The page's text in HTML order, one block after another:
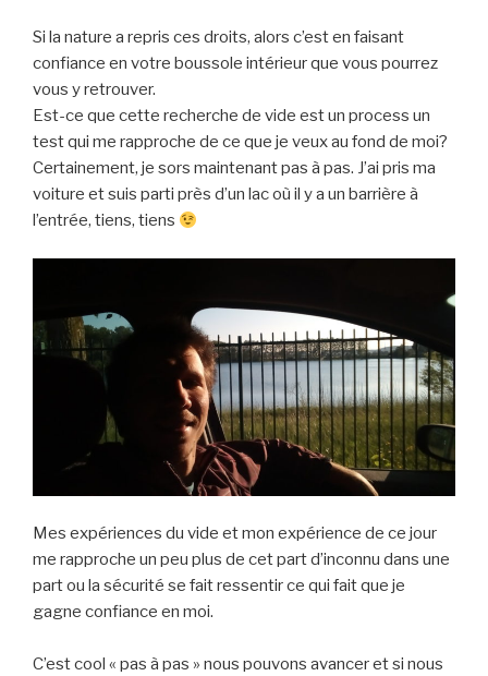
Si la nature a repris ces droits, alors c’est en faisant
confiance en votre boussole intérieur que vous pourrez
vous y retrouver.
Est-ce que cette recherche de vide est un process un
test qui me rapproche de ce que je veux au fond de moi?
Certainement, je sors maintenant pas à pas. J’ai pris ma
voiture et suis parti près d’un lac où il y a un barrière à
l’entrée, tiens, tiens
Mes expériences du vide et mon expérience de ce jour
me rapproche un peu plus de cet part d’inconnu dans une
part ou la sécurité se fait ressentir ce qui fait que je
gagne confiance en moi.
C’est cool « pas à pas » nous pouvons avancer et si nous